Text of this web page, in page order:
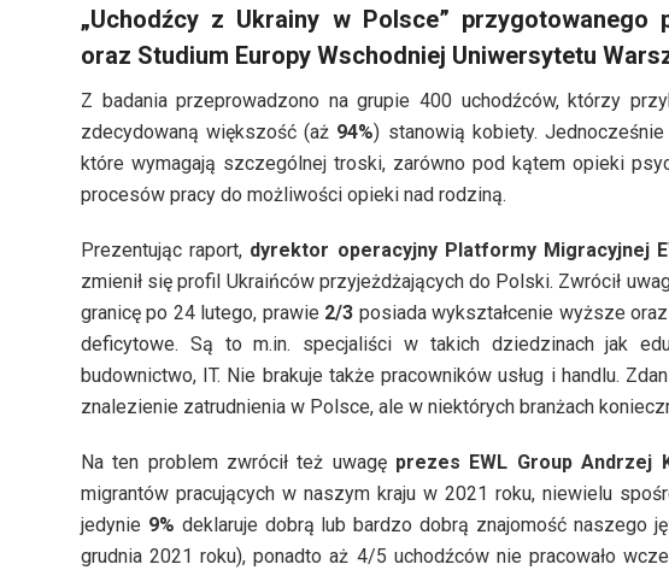
„Uchodźcy z Ukrainy w Polsce” przygotowanego
oraz Studium Europy Wschodniej Uniwersytetu
Z badania przeprowadzono na grupie 400 uchodźców, którzy
zdecydowaną większość (aż 94%) stanowią kobiety. Jednocześnie
które wymagają szczególnej troski, zarówno pod kątem opieki
procesów pracy do możliwości opieki nad rodziną.
Prezentując raport, dyrektor operacyjny Platformy Migracyjnej
zmienił się profil Ukraińców przyjeżdżających do Polski. Zwrócił
granicę po 24 lutego, prawie 2/3 posiada wykształcenie wyższe
deficytowe. Są to m.in. specjaliści w takich dziedzinach jak
budownictwo, IT. Nie brakuje także pracowników usług i handlu.
znalezienie zatrudnienia w Polsce, ale w niektórych branżach
Na ten problem zwrócił też uwagę prezes EWL Group Andrzej
migrantów pracujących w naszym kraju w 2021 roku, niewielu
jedynie 9% deklaruje dobrą lub bardzo dobrą znajomość naszego
grudnia 2021 roku), ponadto aż 4/5 uchodźców nie pracowało